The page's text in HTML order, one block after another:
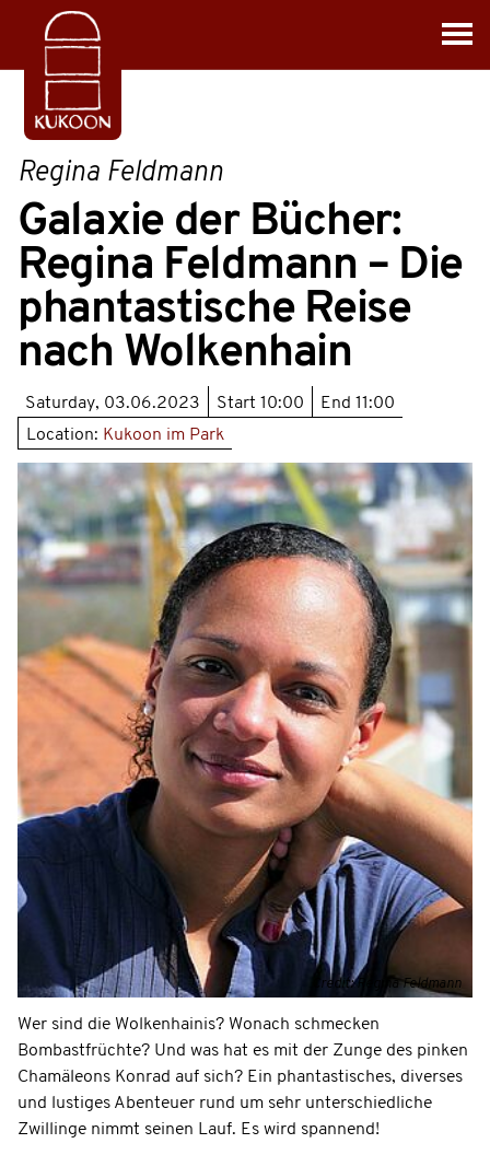
Regina Feldmann
Galaxie der Bücher:
Regina Feldmann – Die
phantastische Reise
nach Wolkenhain
Saturday, 03.06.2023 Start 10:00 End 11:00
Location: Kukoon im Park
Credit: Regina Feldmann
Wer sind die Wolkenhainis? Wonach schmecken
Bombastfrüchte? Und was hat es mit der Zunge des pinken
Chamäleons Konrad auf sich? Ein phantastisches, diverses
und lustiges Abenteuer rund um sehr unterschiedliche
Zwillinge nimmt seinen Lauf. Es wird spannend!